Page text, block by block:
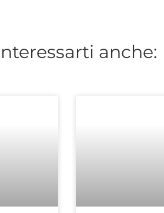
anche: